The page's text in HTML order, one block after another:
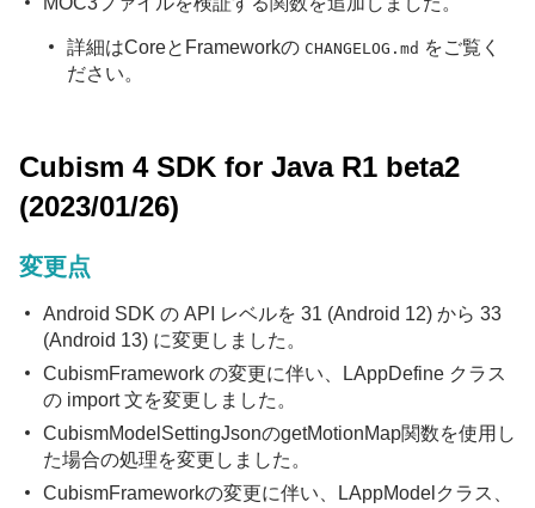
詳細はCoreとFrameworkの CHANGELOG.md をご覧く
ださい。
Cubism 4 SDK for Java R1 beta2
(2023/01/26)
変更点
Android SDK の API レベルを 31 (Android 12) から 33
(Android 13) に変更しました。
CubismFramework の変更に伴い、LAppDefine クラス
の import 文を変更しました。
CubismModelSettingJsonのgetMotionMap関数を使用し
た場合の処理を変更しました。
CubismFrameworkの変更に伴い、LAppModelクラス、